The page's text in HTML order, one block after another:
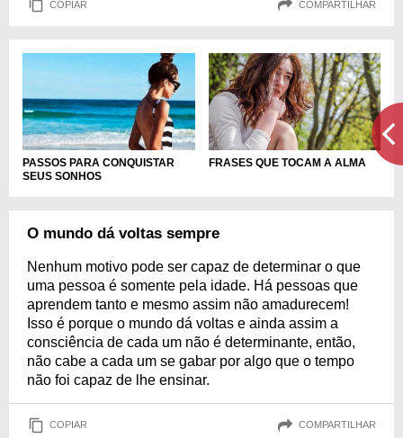
COPIAR COMPARTILHAR
PASSOS PARA CONQUISTAR
SEUS SONHOS
FRASES QUE TOCAM A ALMA
O mundo dá voltas sempre
Nenhum motivo pode ser capaz de determinar o que
uma pessoa é somente pela idade. Há pessoas que
aprendem tanto e mesmo assim não amadurecem!
Isso é porque o mundo dá voltas e ainda assim a
consciência de cada um não é determinante, então,
não cabe a cada um se gabar por algo que o tempo
não foi capaz de lhe ensinar.
COPIAR COMPARTILHAR